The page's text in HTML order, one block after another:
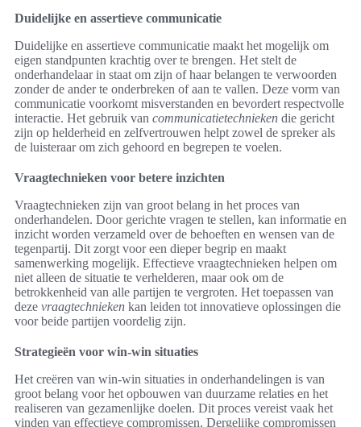
Duidelijke en assertieve communicatie
Duidelijke en assertieve communicatie maakt het mogelijk om
eigen standpunten krachtig over te brengen. Het stelt de
onderhandelaar in staat om zijn of haar belangen te verwoorden
zonder de ander te onderbreken of aan te vallen. Deze vorm van
communicatie voorkomt misverstanden en bevordert respectvolle
interactie. Het gebruik van communicatietechnieken die gericht
zijn op helderheid en zelfvertrouwen helpt zowel de spreker als
de luisteraar om zich gehoord en begrepen te voelen.
Vraagtechnieken voor betere inzichten
Vraagtechnieken zijn van groot belang in het proces van
onderhandelen. Door gerichte vragen te stellen, kan informatie en
inzicht worden verzameld over de behoeften en wensen van de
tegenpartij. Dit zorgt voor een dieper begrip en maakt
samenwerking mogelijk. Effectieve vraagtechnieken helpen om
niet alleen de situatie te verhelderen, maar ook om de
betrokkenheid van alle partijen te vergroten. Het toepassen van
deze vraagtechnieken kan leiden tot innovatieve oplossingen die
voor beide partijen voordelig zijn.
Strategieën voor win-win situaties
Het creëren van win-win situaties in onderhandelingen is van
groot belang voor het opbouwen van duurzame relaties en het
realiseren van gezamenlijke doelen. Dit proces vereist vaak het
vinden van effectieve compromissen. Dergelijke compromissen